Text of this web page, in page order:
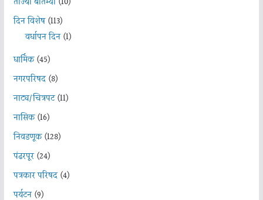
दिन विशेष(113)
वर्धापन दिन(1)
धार्मिक(45)
नगरपरिषद(8)
नाट्य/चित्रपट(11)
नासिक(16)
निवडणूक(128)
पंढरपूर(24)
पत्रकार परिषद(4)
पर्यटन(9)